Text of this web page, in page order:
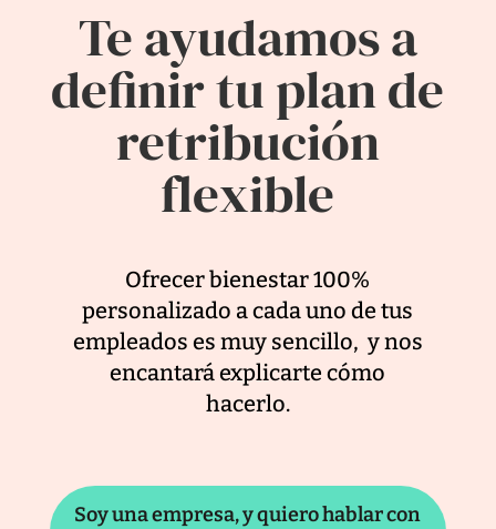
Te ayudamos a
definir tu plan de
retribución
flexible
Ofrecer bienestar 100%
personalizado a cada uno de tus
empleados es muy sencillo, y nos
encantará explicarte cómo
hacerlo.
Soy una empresa, y quiero hablar con